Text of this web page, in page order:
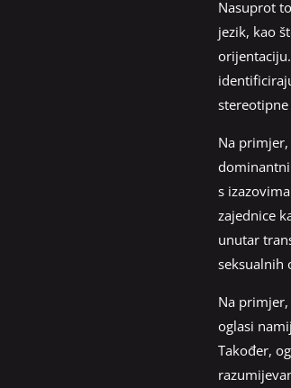
Nasuprot
jezik, kao
Na
s
zajednice
unutar
seksualnih
Na
oglasi
Također,